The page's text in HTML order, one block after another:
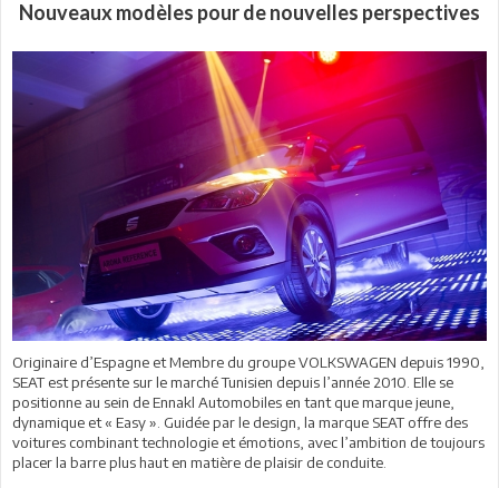
Nouveaux modèles pour de nouvelles perspectives
Originaire d’Espagne et Membre du groupe VOLKSWAGEN depuis 1990,
SEAT est présente sur le marché Tunisien depuis l’année 2010. Elle se
positionne au sein de Ennakl Automobiles en tant que marque jeune,
dynamique et « Easy ». Guidée par le design, la marque SEAT offre des
voitures combinant technologie et émotions, avec l’ambition de toujours
placer la barre plus haut en matière de plaisir de conduite.